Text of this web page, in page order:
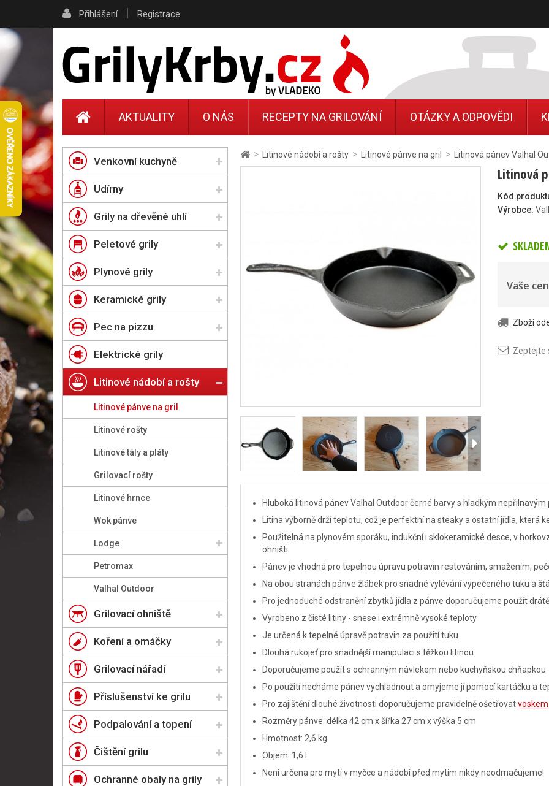
> Litinové nádobí a rošty > Litinové pánve na gril > Litinová pánev Valhal
Litinová
Kód
Výrobce:
Vaše
Zboží
Zeptejte
Hluboká litinová pánev Valhal Outdoor černé barvy s hladkým
Litina výborně drží teplotu, což je perfektní na steaky a ostatní jídla, která
Použitelná na plynovém sporáku, indukční i sklokeramické desce, v
ohništi
Pánev je vhodná pro tepelnou úpravu potravin restováním, smažením,
Na obou stranách pánve žlábek pro snadné vylévání vypečeného tuku a
Pro jednoduché odstranění zbytků jídla z pánve doporučujeme použít
Vyrobeno z čisté litiny - snese i extrémně vysoké teploty
Je určená k tepelné úpravě potravin za použití tuku
Dlouhá rukojeť pro snadnější manipulaci s těžkou litinou
Doporučujeme použít s ochranným návlekem nebo kuchyňskou chňapkou
Po použití necháme pánev vychladnout a omyjeme jí pomocí kartáčku a
Pro zajištění dlouhé životnosti doporučujeme pravidelně ošetřovat
Rozměry pánve: délka 42 cm x šířka 27 cm x výška 5 cm
Hmotnost: 2,6 kg
Objem: 1,6 l
Není určena pro mytí v myčce a nádobí před mytím nikdy neodmačujeme!
Venkovní kuchyně
Udírny
Grily na dřevěné uhlí
Peletové grily
Plynové grily
Keramické grily
Pec na pizzu
Elektrické grily
Litinové nádobí a rošty
Litinové pánve na gril
Litinové rošty
Litinové tály a pláty
Grilovací rošty
Litinové hrnce
Wok pánve
Lodge
Petromax
Valhal Outdoor
Grilovací ohniště
Koření a omáčky
Grilovací nářadí
Příslušenství ke grilu
Podpalování a topení
Čištění grilu
Ochranné obaly na grily
Přihlášení | Registrace
AKTUALITY O NÁS RECEPTY NA GRILOVÁNÍ OTÁZKY A ODPOVĚDI